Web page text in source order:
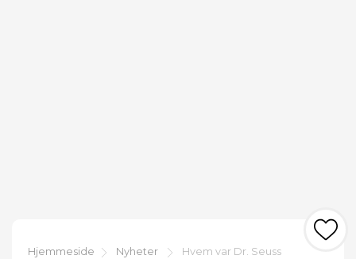
Hjemmeside Nyheter
Hvem var Dr. Seuss